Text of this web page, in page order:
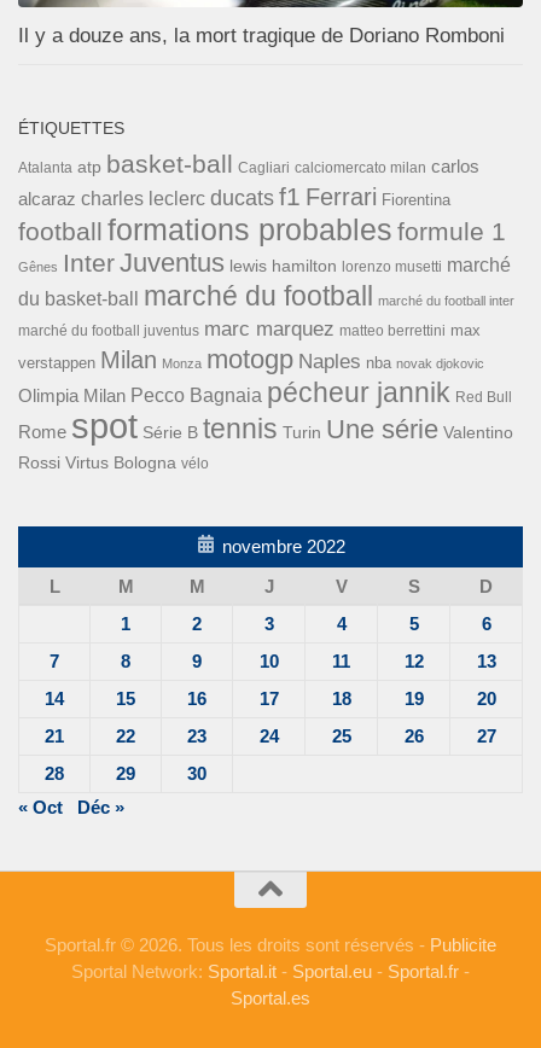
Il y a douze ans, la mort tragique de Doriano Romboni
ÉTIQUETTES
Atalanta atp basket-ball Cagliari calciomercato milan carlos
alcaraz charles leclerc ducats f1 Ferrari Fiorentina
football formations probables formule 1
Gênes InterJuventus lewis hamilton lorenzo musetti marché
du basket-ball
marché du football marché du football inter
marché du football juventus marc marquez matteo berrettini max
verstappen Milan Monza motogp Naples nba novak djokovic
Olimpia Milan Pecco Bagnaia pécheur jannik Red Bull
Rome spot Série B tennis Turin Une série Valentino
Rossi Virtus Bologna vélo
novembre 2022
L
M M J V S
D
1
2 3 4 5
6
7
8 9 10 11 12
13
14
15 16 17 18 19
20
21
22 23 24 25 26
27
28
29
30
« Oct
Déc »
Sportal.fr © 2026. Tous les droits sont réservés - Publicite
Sportal Network: Sportal.it - Sportal.eu - Sportal.fr -
Sportal.es